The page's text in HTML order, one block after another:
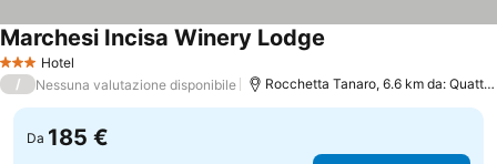
3 StelleHotel
Marchesi Incisa Winery Lodge
/ Nessuna valutazione disponibile Rocchetta Tanaro, 6.6 km da:
Da 185 €